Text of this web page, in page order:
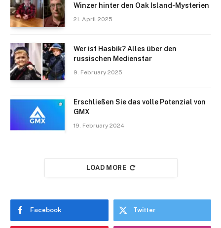
Winzer hinter den Oak Island-Mysterien
21. April 2025
Wer ist Hasbik? Alles über den
russischen Medienstar
9. February 2025
Erschließen Sie das volle Potenzial von
GMX
19. February 2024
LOAD MORE
Facebook Twitter